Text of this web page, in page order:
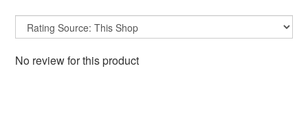
No review for this product